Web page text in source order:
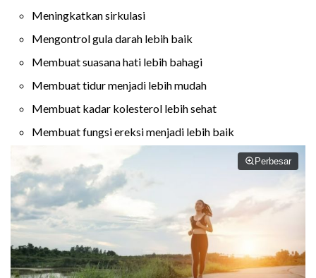
Meningkatkan sirkulasi
Mengontrol gula darah lebih baik
Membuat suasana hati lebih bahagi
Membuat tidur menjadi lebih mudah
Membuat kadar kolesterol lebih sehat
Membuat fungsi ereksi menjadi lebih baik
Perbesar